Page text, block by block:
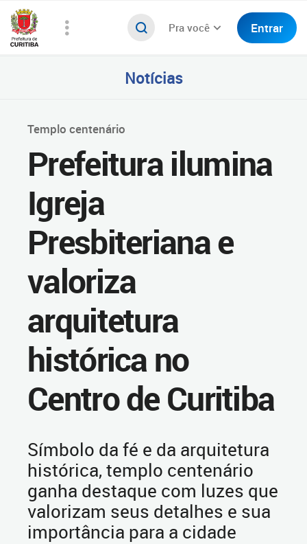
Pra você Entrar
Notícias
Templo centenário
Prefeitura ilumina
Igreja
Presbiteriana e
valoriza
arquitetura
histórica no
Centro de Curitiba
Símbolo da fé e da arquitetura
histórica, templo centenário
ganha destaque com luzes que
valorizam seus detalhes e sua
importância para a cidade